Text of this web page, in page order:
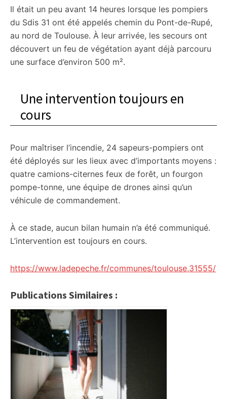
Il était un peu avant 14 heures lorsque les pompiers
du Sdis 31 ont été appelés chemin du Pont-de-Rupé,
au nord de Toulouse. À leur arrivée, les secours ont
découvert un feu de végétation ayant déjà parcouru
une surface d’environ 500 m².
Une intervention toujours en
cours
Pour maîtriser l’incendie, 24 sapeurs-pompiers ont
été déployés sur les lieux avec d’importants moyens :
quatre camions-citernes feux de forêt, un fourgon
pompe-tonne, une équipe de drones ainsi qu’un
véhicule de commandement.
À ce stade, aucun bilan humain n’a été communiqué.
L’intervention est toujours en cours.
https://www.ladepeche.fr/communes/toulouse,31555/
Publications Similaires :